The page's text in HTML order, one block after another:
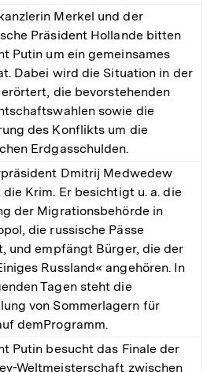
Merkel und der
Präsident Hollande bitten
Putin um ein gemeinsames
Dabei wird die Situation in der
die bevorstehenden
sowie die
des Konflikts um die
Erdgasschulden.
Dmitrij Medwedew
Krim. Er besichtigt u. a. die
der Migrationsbehörde in
die russische Pässe
und empfängt Bürger, die der
Russland« angehören. In
Tagen steht die
von Sommerlagern für
demProgramm.
Putin besucht das Finale der
Weltmeisterschaft zwischen